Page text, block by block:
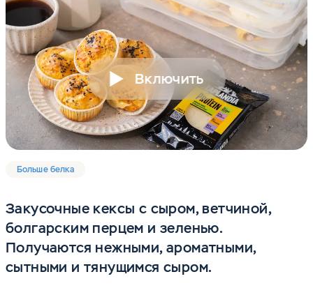
Больше белка
Включить
Закусочные кексы с сыром, ветчиной,
болгарским перцем и зеленью.
Получаются нежными, ароматными,
сытными и тянущимся сыром.